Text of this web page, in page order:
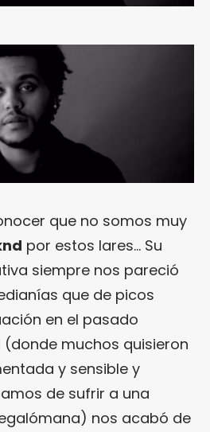
que no somos muy
por estos lares… Su
siempre nos pareció
que de picos
en el pasado
(donde muchos quisieron
y sensible y
de sufrir a una
nos acabó de